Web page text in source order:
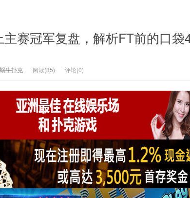
主赛冠军复盘，解析FT前的口袋
蜗牛扑克 阅读(85) 评论(0)